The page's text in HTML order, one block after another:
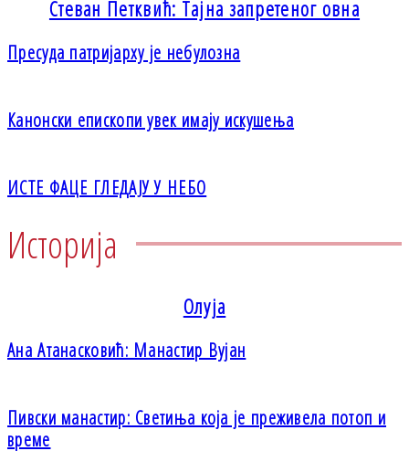
Стеван Петквић: Тајна запретеног овна
Пресуда патријарху је небулозна
Канонски епископи увек имају искушења
ИСТЕ ФАЦЕ ГЛЕДАЈУ У НЕБО
Историја
Олуја
Ана Атанасковић: Манастир Вујан
Пивски манастир: Светиња која је преживела потоп и
време